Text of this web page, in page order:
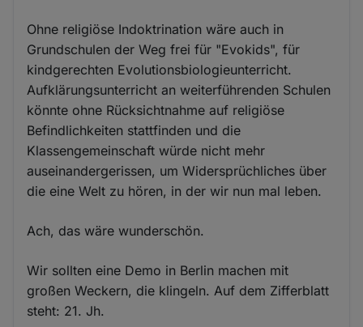
Ohne religiöse Indoktrination wäre auch in
Grundschulen der Weg frei für "Evokids", für
kindgerechten Evolutionsbiologieunterricht.
Aufklärungsunterricht an weiterführenden Schulen
könnte ohne Rücksichtnahme auf religiöse
Befindlichkeiten stattfinden und die
Klassengemeinschaft würde nicht mehr
auseinandergerissen, um Widersprüchliches über
die eine Welt zu hören, in der wir nun mal leben.
Ach, das wäre wunderschön.
Wir sollten eine Demo in Berlin machen mit
großen Weckern, die klingeln. Auf dem Zifferblatt
steht: 21. Jh.